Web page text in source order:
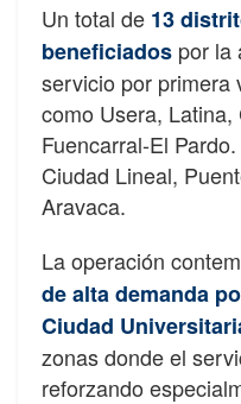
Un total de 13
beneficiados por la
servicio por primera
como Usera,
Fuencarral-El
Ciudad Lineal,
Aravaca.
La operación
de alta demanda
Ciudad
zonas donde el
reforzando